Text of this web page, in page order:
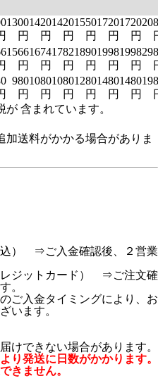
1300
円
1420
円
1420
円
1550
円
1720
円
1720
円
1566
円
1674
円
1782
円
1890
円
1998
円
1998
円
980
円
1080
円
1080
円
1280
円
1480
円
1480
円
含まれています。
加送料がかかる場合がありま
込） ⇒ご入金確認後、２営業
レジットカード） ⇒ご注文確
。
ご入金タイミングにより、お
います。
けできない場合があります。
り発送に日数がかかります。
きません。